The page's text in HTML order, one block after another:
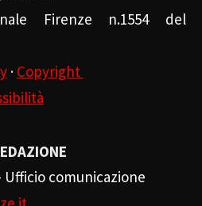
Firenze n.1554 del
· Copyright
Ufficio comunicazione